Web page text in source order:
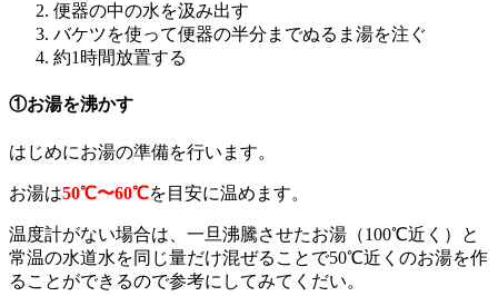
便器の中の水を汲み出す
バケツを使って便器の半分までぬるま湯を注ぐ
約1時間放置する
①お湯を沸かす
はじめにお湯の準備を行います。
お湯は50℃〜60℃を目安に温めます。
温度計がない場合は、一旦沸騰させたお湯（100℃近く）と
常温の水道水を同じ量だけ混ぜることで50℃近くのお湯を作
ることができるので参考にしてみてくだい。